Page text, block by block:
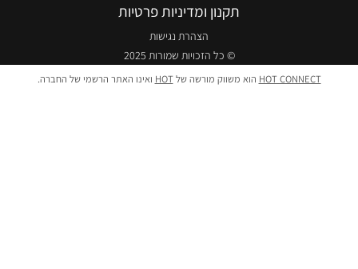
© כל הזכויות שמורות 2025
הצהרת נגישות
תקנון ומדיניות פרטיות
HOT CONNECTהוא משווק מורשה שלHOTואינו האתר הרשמי של החברה.